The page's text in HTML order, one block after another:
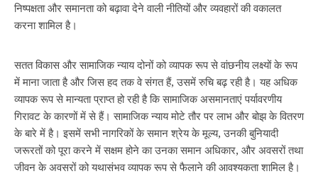
निष्पक्षता और समानता को बढ़ावा देने वाली नीतियों और व्यवहारों की वकालत
करना शामिल है।
सतत विकास और सामाजिक न्याय दोनों को व्यापक रूप से वांछनीय लक्ष्यों के रूप
में माना जाता है और जिस हद तक वे संगत हैं, उसमें रुचि बढ़ रही है। यह अधिक
व्यापक रूप से मान्यता प्राप्त हो रही है कि सामाजिक असमानताएं पर्यावरणीय
गिरावट के कारणों में से हैं। सामाजिक न्याय मोटे तौर पर लाभ और बोझ के वितरण
के बारे में है। इसमें सभी नागरिकों के समान श्रेय के मूल्य, उनकी बुनियादी
जरूरतों को पूरा करने में सक्षम होने का उनका समान अधिकार, और अवसरों तथा
जीवन के अवसरों को यथासंभव व्यापक रूप से फैलाने की आवश्यकता शामिल है।